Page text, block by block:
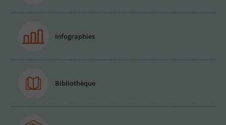
Infographies
Bibliothèque